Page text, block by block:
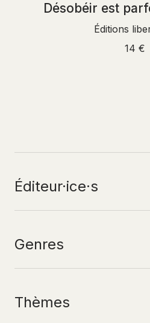
Désobéir est
Éditions
14 €
NAVIGUERPAR
Éditeur·ice·s
Genres
Thèmes